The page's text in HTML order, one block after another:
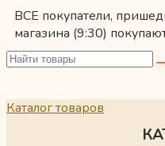
ВСЕ покупатели,
магазина (9:30)
Каталог товаров